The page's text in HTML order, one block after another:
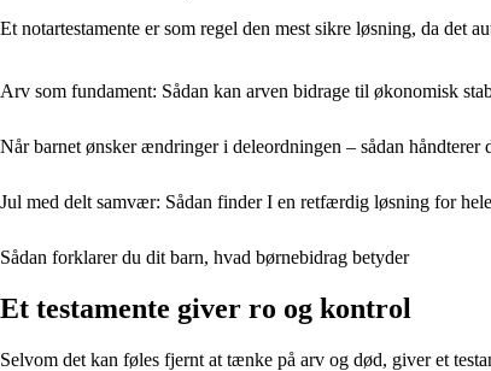
Et notartestamente er som regel den mest sikre løsning, da det
Arv som fundament: Sådan kan arven bidrage til økonomisk
Når barnet ønsker ændringer i deleordningen – sådan håndterer
Jul med delt samvær: Sådan finder I en retfærdig løsning for
Sådan forklarer du dit barn, hvad børnebidrag betyder
Et testamente giver ro og kontrol
Selvom det kan føles fjernt at tænke på arv og død, giver et